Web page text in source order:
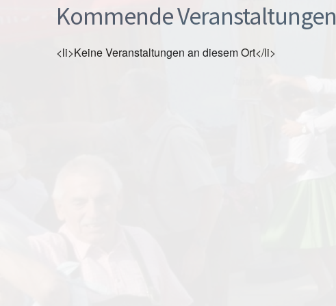
Kommende Veranstaltungen
<li>Keine Veranstaltungen an diesem Ort</li>